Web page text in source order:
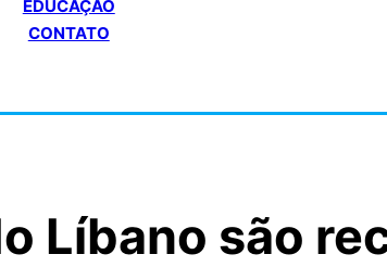
EDUCAÇÃO
CONTATO
Líbano são